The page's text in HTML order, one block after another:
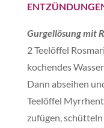
Gurgellösung mit
2 Teelöffel
kochendes
Dann abseihen
Teelöffel
zufügen,